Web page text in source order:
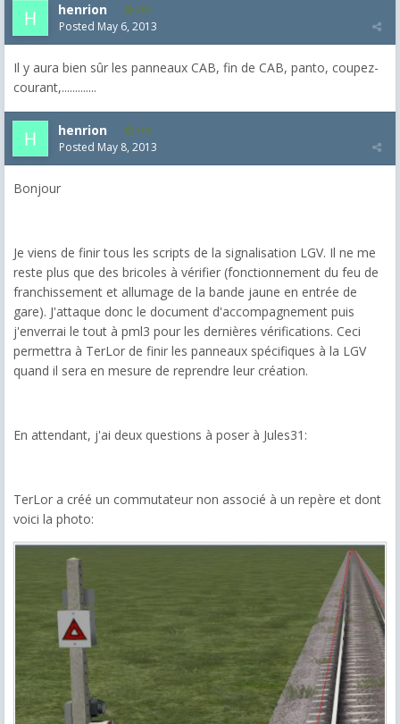
henrion 101
Posted May 6, 2013
Il y aura bien sûr les panneaux CAB, fin de CAB, panto, coupez-
courant,.............
henrion 101
Posted May 8, 2013
Bonjour
Je viens de finir tous les scripts de la signalisation LGV. Il ne me
reste plus que des bricoles à vérifier (fonctionnement du feu de
franchissement et allumage de la bande jaune en entrée de
gare). J'attaque donc le document d'accompagnement puis
j'enverrai le tout à pml3 pour les dernières vérifications. Ceci
permettra à TerLor de finir les panneaux spécifiques à la LGV
quand il sera en mesure de reprendre leur création.
En attendant, j'ai deux questions à poser à Jules31:
TerLor a créé un commutateur non associé à un repère et dont
voici la photo: